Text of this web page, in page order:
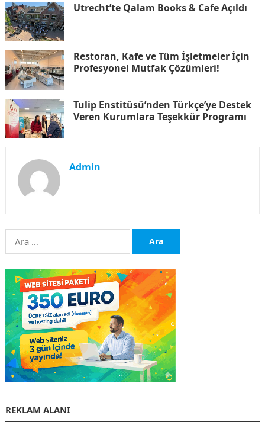
Utrecht’te Qalam Books & Cafe Açıldı
Restoran, Kafe ve Tüm İşletmeler İçin
Profesyonel Mutfak Çözümleri!
Tulip Enstitüsü’nden Türkçe’ye Destek
Veren Kurumlara Teşekkür Programı
Admin
Arama:
REKLAM ALANI